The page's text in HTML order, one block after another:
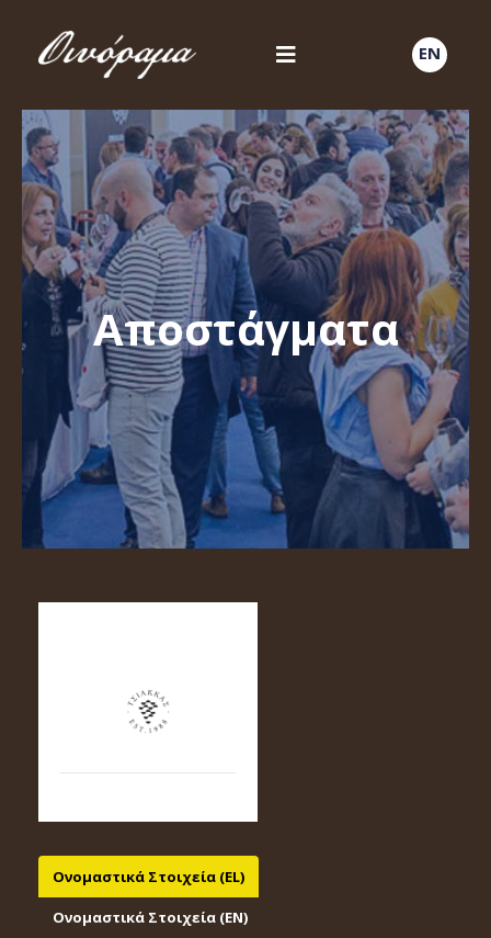
EN
Αποστάγματα
Ονομαστικά Στοιχεία (EL)
Ονομαστικά Στοιχεία (EΝ)